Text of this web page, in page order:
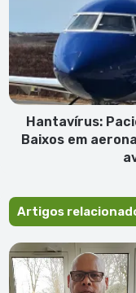
Freitas
Países
Baixos
em
aeronave
das
Canárias
após
ambulância
Hantavírus:
Baixos em
Artigos